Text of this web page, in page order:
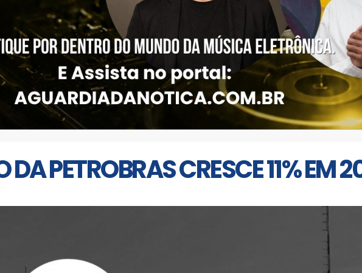
PETROBRAS CRESCE 11% EM